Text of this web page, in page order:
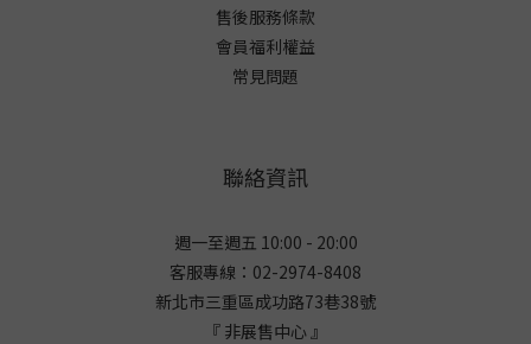
售後服務條款
會員福利權益
常見問題
聯絡資訊
週一至週五 10:00 - 20:00
客服專線：02-2974-8408
新北市三重區成功路73巷38號
『 非展售中心 』